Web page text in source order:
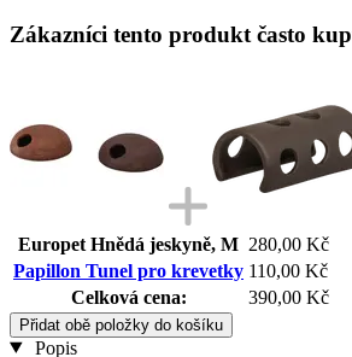
Zákazníci tento produkt často
Europet Hnědá jeskyně, M 280,00 Kč
Papillon Tunel pro krevetky 110,00 Kč
Celková cena:
390,00 Kč
Přidat obě položky do košíku
Popis